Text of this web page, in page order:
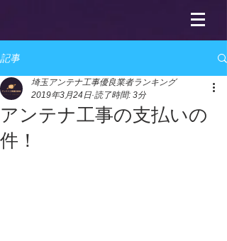
記事
アンテナ工事の支払いの
件！
埼玉アンテナ工事優良業者ランキング
2019年3月24日 読了時間: 3分